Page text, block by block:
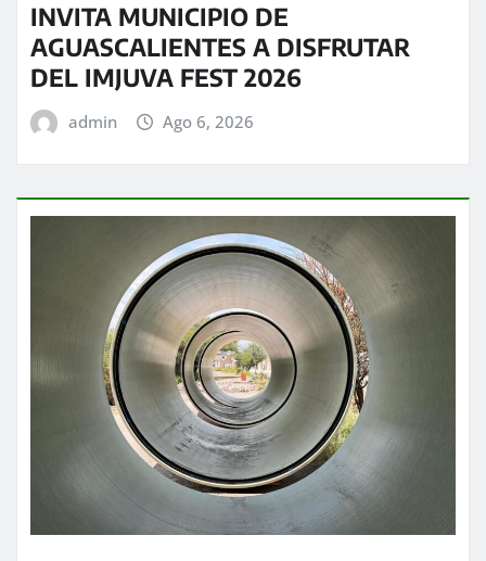
INVITA MUNICIPIO DE
AGUASCALIENTES A DISFRUTAR
DEL IMJUVA FEST 2026
admin Ago 6, 2026